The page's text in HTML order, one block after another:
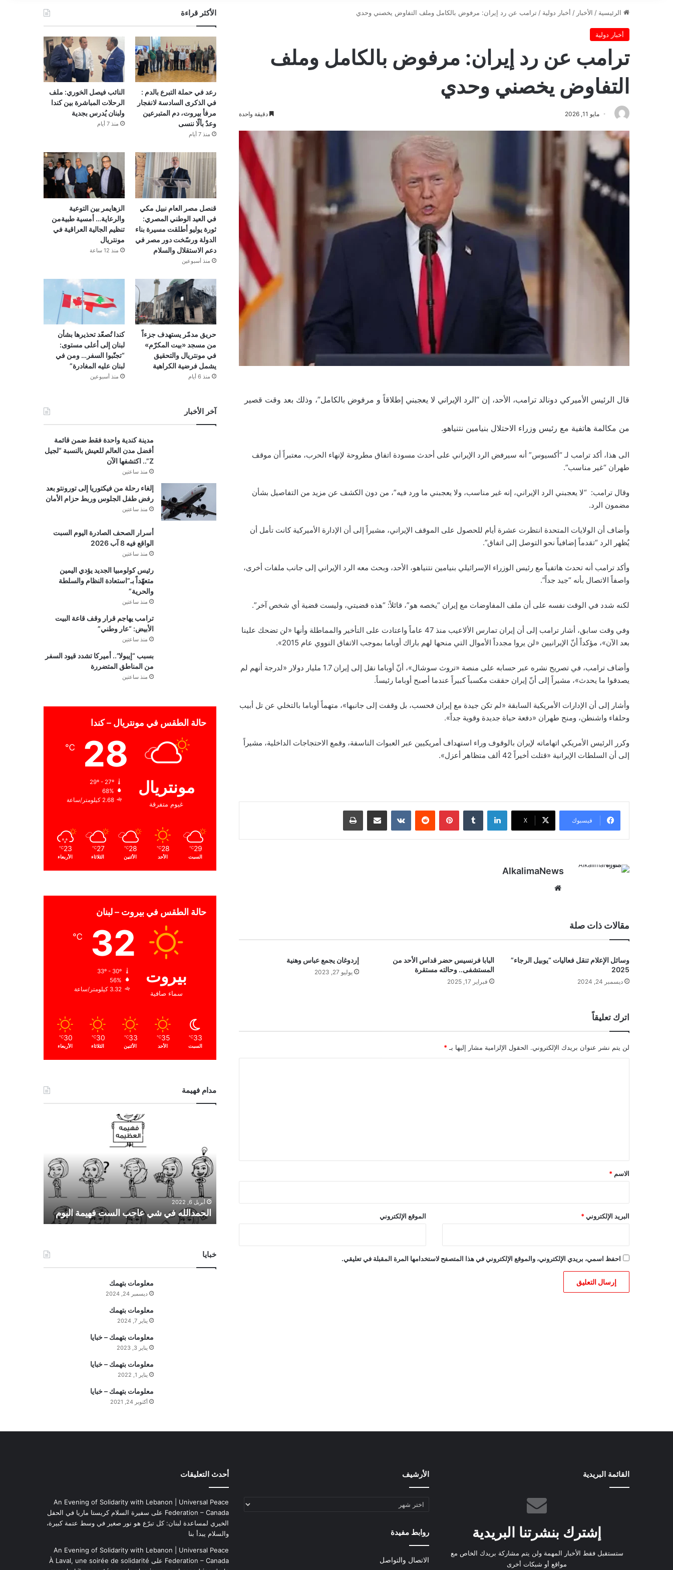
الرئيسية / الأخبار / أخبار دولية / ترامب عن رد إيران: مرفوض بالكامل وملف التفاوض يخصني وحدي
أخبار دولية
ترامب عن رد إيران: مرفوض بالكامل وملف
التفاوض يخصني وحدي
مايو 11, 2026 دقيقة واحدة
قال الرئيس الأميركي دونالد ترامب، الأحد، إن “الرد الإيراني لا يعجبني إطلاقاً و مرفوض بالكامل”، وذلك بعد وقت قصير
من مكالمة هاتفية مع رئيس وزراء الاحتلال بنيامين نتنياهو.
الى هذا، أكد ترامب لـ “أكسيوس” أنه سيرفض الرد الإيراني على أحدث مسودة اتفاق مطروحة لإنهاء الحرب، معتبراً أن موقف
طهران “غير مناسب”.
وقال ترامب: “لا يعجبني الرد الإيراني، إنه غير مناسب، ولا يعجبني ما ورد فيه”، من دون الكشف عن مزيد من التفاصيل بشأن
مضمون الرد.
وأضاف أن الولايات المتحدة انتظرت عشرة أيام للحصول على الموقف الإيراني، مشيراً إلى أن الإدارة الأميركية كانت تأمل أن
يُظهر الرد “تقدماً إضافياً نحو التوصل إلى اتفاق”.
وأكد ترامب أنه تحدث هاتفياً مع رئيس الوزراء الإسرائيلي بنيامين نتنياهو، الأحد، وبحث معه الرد الإيراني إلى جانب ملفات أخرى،
واصفاً الاتصال بأنه “جيد جداً”.
لكنه شدد في الوقت نفسه على أن ملف المفاوضات مع إيران “يخصه هو”، قائلاً: “هذه قضيتي، وليست قضية أي شخص آخر”.
وفي وقت سابق، أشار ترامب إلى أن إيران تمارس الألاعيب منذ 47 عاماً واعتادت على التأخير والمماطلة وأنها «لن تضحك علينا
بعد الآن»، مؤكداً أنّ الإيرانيين «لن يروا مجدداً الأموال التي منحها لهم باراك أوباما بموجب الاتفاق النووي عام 2015».
وأضاف ترامب، في تصريح نشره عبر حسابه على منصة «تروث سوشال»، أنّ أوباما نقل إلى إيران 1.7 مليار دولار «لدرجة أنهم لم
يصدقوا ما يحدث»، مشيراً إلى أنّ إيران حققت مكسباً كبيراً عندما أصبح أوباما رئيساً.
وأشار إلى أن الإدارات الأمريكية السابقة «لم تكن جيدة مع إيران فحسب، بل وقفت إلى جانبها»، متهماً أوباما بالتخلي عن تل أبيب
وحلفاء واشنطن، ومنح طهران «دفعة حياة جديدة وقوية جداً».
وكرر الرئيس الأمريكي اتهاماته لإيران بالوقوف وراء استهداف أمريكيين عبر العبوات الناسفة، وقمع الاحتجاجات الداخلية، مشيراً
إلى أن السلطات الإيرانية «قتلت أخيراً 42 ألف متظاهر أعزل».
فيسبوك ‫X
لينكدإن بينتيريست
AlkalimaNews
مقالات ذات صلة
وسائل الإعلام تنقل فعاليات “يوبيل الرجاء”
2025
ديسمبر 24, 2024
البابا فرنسيس حضر قداس الأحد من
المستشفى.. وحالته مستقرة
فبراير 17, 2025
إردوغان يجمع عباس وهنية
يوليو 27, 2023
اترك تعليقاً
لن يتم نشر عنوان بريدك الإلكتروني. الحقول الإلزامية مشار إليها بـ *
*
الاسم *
البريد الإلكتروني * الموقع الإلكتروني
احفظ اسمي، بريدي الإلكتروني، والموقع الإلكتروني في هذا المتصفح لاستخدامها المرة المقبلة في تعليقي.
الأكثر قراءة
رعد في حملة التبرع بالدم :
في الذكرى السادسة لانفجار
مرفأ بيروت، دم المتبرعين
وعدٌ بألّا ننسى
منذ 7 أيام
النائب فيصل الخوري: ملف
الرحلات المباشرة بين كندا
ولبنان يُدرس بجدية
منذ 7 أيام
قنصل مصر العام نبيل مكي
في العيد الوطني المصري:
ثورة يوليو أطلقت مسيرة بناء
الدولة ورسّخت دور مصر في
دعم الاستقلال والسلام
منذ أسبوعين
الزهايمر بين التوعية
والرعاية… أمسية طبيةمن
تنظيم الجالية العراقية في
مونتريال
منذ 12 ساعة
حريق مدمّر يستهدف جزءاً
من مسجد «بيت المكرّم»
في مونتريال والتحقيق
يشمل فرضية الكراهية
منذ 6 أيام
كندا تُصعّد تحذيرها بشأن
لبنان إلى أعلى مستوى:
“تجنّبوا السفر… ومن في
لبنان عليه المغادرة”
منذ أسبوعين
آخر الأخبار
مدينة كندية واحدة فقط ضمن قائمة
أفضل مدن العالم للعيش بالنسبة “لجيل
Z”.. اكتشفها الآن
منذ ساعتين
إلغاء رحلة من فيكتوريا إلى تورونتو بعد
رفض طفل الجلوس وربط حزام الأمان
منذ ساعتين
أسرار الصحف الصادرة اليوم السبت
الواقع فيه 8 آب 2026
منذ ساعتين
رئيس كولومبيا الجديد يؤدي اليمين
متعهّداً بـ”استعادة النظام والسلطة
والحرية”
منذ ساعتين
ترامب يهاجم قرار وقف قاعة البيت
الأبيض: “عار وطني”
منذ ساعتين
بسبب “إيبولا”.. أميركا تشدد قيود السفر
من المناطق المتضررة
منذ ساعتين
حالة الطقس في مونتريال – كندا
مونتريال
غيوم متفرقة
28
℃
29º - 27º
68%
2.68 كيلومتر/ساعة
29
℃
السبت
28
℃
الأحد
28
℃
الأثنين
27
℃
الثلاثاء
23
℃
الأربعاء
حالة الطقس في بيروت – لبنان
بيروت
سماء صافية
32
℃
56%
3.32 كيلومتر/ساعة
33
℃
السبت
35
℃
الأحد
33
℃
الأثنين
30
℃
الثلاثاء
30
℃
الأربعاء
مدام فهيمة
د
ي
ع
ا
أبريل 6, 2022
الحمدالله في شي عاجب الست فهيمة اليوم
خبايا
معلومات بتهمك
ديسمبر 24, 2024
معلومات بتهمك
يناير 7, 2024
معلومات بتهمك – خبايا
يناير 3, 2023
معلومات بتهمك – خبايا
يناير 1, 2022
معلومات بتهمك – خبايا
أكتوبر 24, 2021
القائمة البريدية
إشترك بنشرتنا البريدية
ستستقبل فقط الأخبار المهمة ولن يتم مشاركة بريدك الخاص مع
مواقع أو شبكات أخرى
الأرشيف
الأرشيف
روابط مفيدة
الاتصال والتواصل
أحدث التعليقات
An Evening of Solidarity with Lebanon | Universal Peace
Federation – Canada على سفيرة السلام كريستا ماريا في الحفل
الخيري لمساعدة لبنان: كل تبرّع هو نور صغير في وسط عتمة كبيرة،
والسلام يبدأ بنا
An Evening of Solidarity with Lebanon | Universal Peace
Federation – Canada على À Laval, une soirée de solidarité